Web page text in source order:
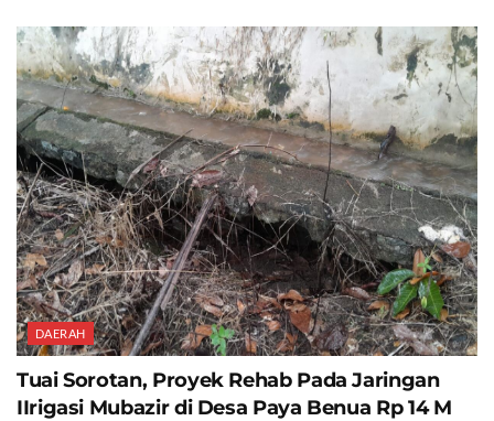
DAERAH
Tuai Sorotan, Proyek Rehab Pada Jaringan
IIrigasi Mubazir di Desa Paya Benua Rp 14 M